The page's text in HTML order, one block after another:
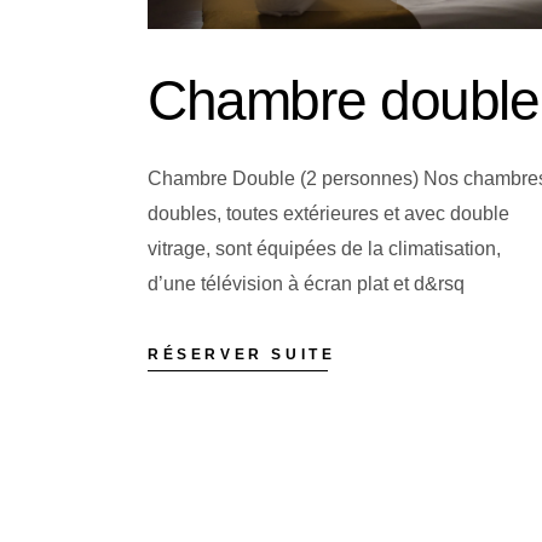
Chambre double
Chambre Double (2 personnes) Nos
doubles, toutes extérieures et avec double
vitrage, sont équipées de la climatisation,
d’une télévision à écran plat et d&rsq
RÉSERVER SUITE